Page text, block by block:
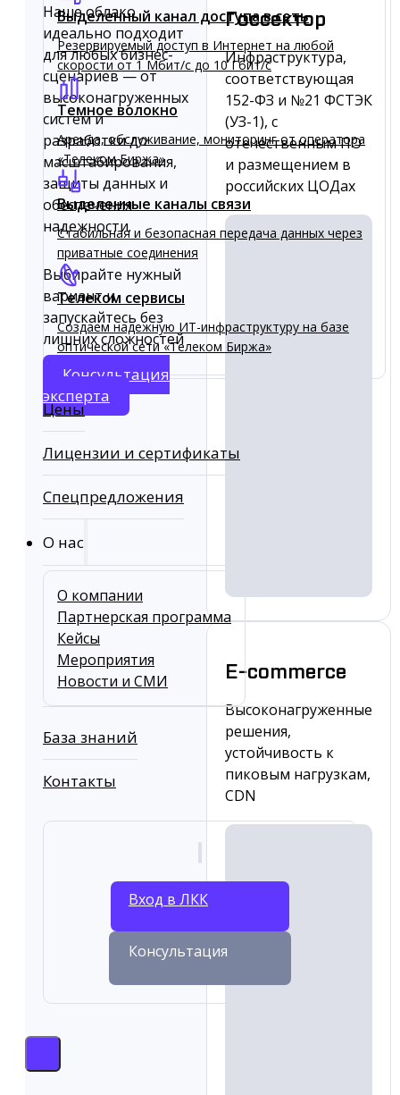
Выделенный канал доступа в сеть
Резервируемый доступ в Интернет на любой
скорости от 1 Мбит/с до 10 Гбит/с
Темное волокно
Аренда, обслуживание, мониторинг от оператора
«Телеком Биржа»
Выделенные каналы связи
Стабильная и безопасная передача данных через
приватные соединения
Телеком сервисы
Создаем надежную ИТ-инфраструктуру на базе
оптической сети «Телеком Биржа»
Цены
Лицензии и сертификаты
Спецпредложения
О нас
О компании
Партнерская программа
Кейсы
Мероприятия
Новости и СМИ
База знаний
Контакты
Вход в ЛКК
Консультация
Наше облако
идеально подходит
для любых бизнес-
сценариев — от
высоконагруженных
систем и
разработки до
масштабирования,
защиты данных и
обеспечения
надежности.
Выбирайте нужный
вариант и
запускайтесь без
лишних сложностей
Консультация
эксперта
Госсектор
Инфраструктура,
соответствующая
152-ФЗ и №21 ФСТЭК
(УЗ-1), с
отечественным ПО
и размещением в
российских ЦОДах
E-commerce
Высоконагруженные
решения,
устойчивость к
пиковым нагрузкам,
CDN